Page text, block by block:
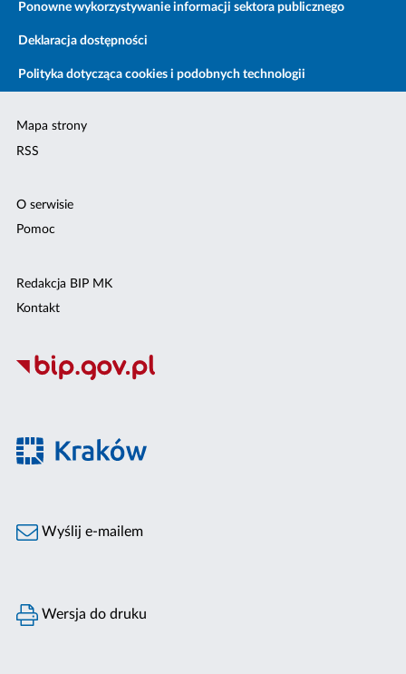
Ponowne wykorzystywanie informacji sektora publicznego
Deklaracja dostępności
Polityka dotycząca cookies i podobnych technologii
Mapa strony
RSS
O serwisie
Pomoc
Redakcja BIP MK
Kontakt
Wyślij e-mailem
Wersja do druku